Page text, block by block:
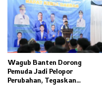
Wagub Banten Dorong
Pemuda Jadi Pelopor
Perubahan, Tegaskan